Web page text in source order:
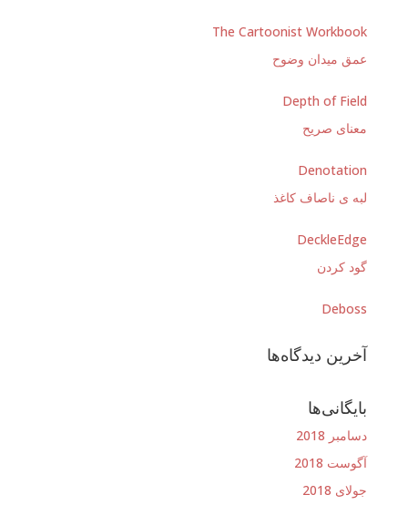
The Cartoonist Workbook
عمق میدان وضوح
Depth of Field
معنای صریح
Denotation
لبه ی ناصاف کاغذ
DeckleEdge
گود کردن
Deboss
آخرین دیدگاه‌ها
بایگانی‌ها
دسامبر 2018
آگوست 2018
جولای 2018